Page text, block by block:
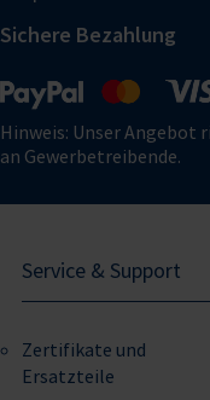
Sichere Bezahlung
Hinweis: Unser Angebot
an Gewerbetreibende.
Service & Support
Zertifikate und
Ersatzteile